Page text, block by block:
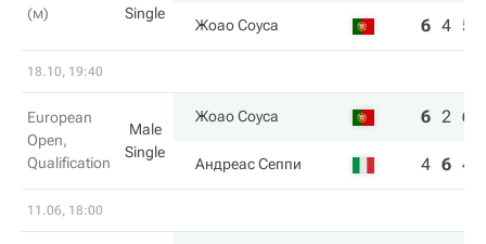
(м)
Single
Жоао Соуса 6 4 5
18.10, 19:40
European
Open,
Qualification
Male
Single
Жоао Соуса 6 2 6
Андреас Сеппи 4 6 4
11.06, 18:00